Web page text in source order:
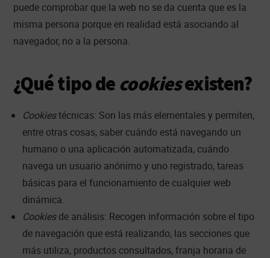
puede comprobar que la web no se da cuenta que es la
misma persona porque en realidad está asociando al
navegador, no a la persona.
¿Qué tipo de cookiesexisten?
Cookiestécnicas: Son las más elementales y permiten,
entre otras cosas, saber cuándo está navegando un
humano o una aplicación automatizada, cuándo
navega un usuario anónimo y uno registrado, tareas
básicas para el funcionamiento de cualquier web
dinámica.
Cookiesde análisis: Recogen información sobre el tipo
de navegación que está realizando, las secciones que
más utiliza, productos consultados, franja horaria de